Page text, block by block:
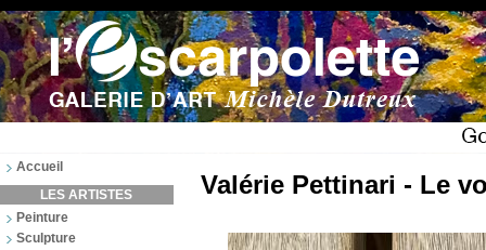
Accueil
LES ARTISTES
Peinture
Sculpture
Valérie Pettinari - Le